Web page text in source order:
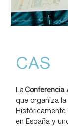
CAS
LaConferencia
que organiza la
Históricamente
en España y